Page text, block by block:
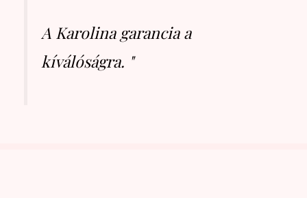
A Karolina garancia a
kíválóságra. "